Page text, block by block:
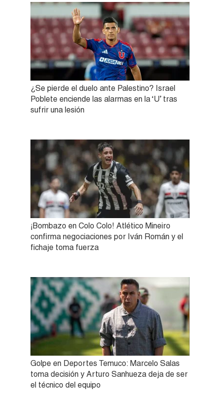
¿Se pierde el duelo ante Palestino? Israel
Poblete enciende las alarmas en la ‘U’ tras
sufrir una lesión
¡Bombazo en Colo Colo! Atlético Mineiro
confirma negociaciones por Iván Román y el
fichaje toma fuerza
Golpe en Deportes Temuco: Marcelo Salas
toma decisión y Arturo Sanhueza deja de ser
el técnico del equipo